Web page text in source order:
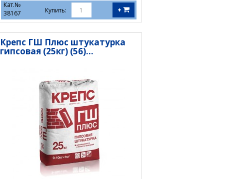
Кат.№
38167
Купить: +
Крепс ГШ Плюс штукатурка
гипсовая (25кг) (56)...